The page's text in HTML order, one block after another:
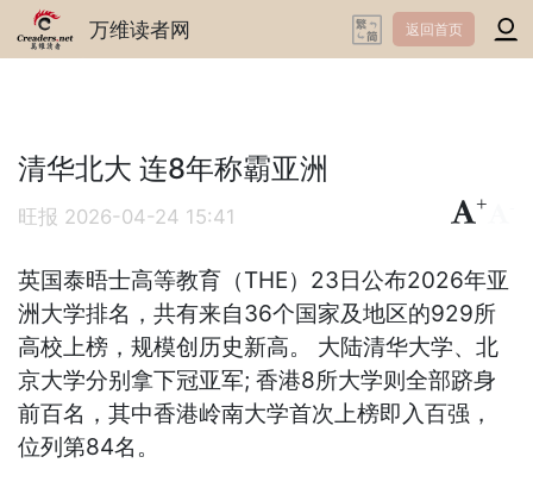
万维读者网 返回首页
清华北大 连8年称霸亚洲
旺报 2026-04-24 15:41
+
英国泰晤士高等教育（THE）23日公布2026年亚
洲大学排名，共有来自36个国家及地区的929所
高校上榜，规模创历史新高。 大陆清华大学、北
京大学分别拿下冠亚军; 香港8所大学则全部跻身
前百名，其中香港岭南大学首次上榜即入百强，
位列第84名。